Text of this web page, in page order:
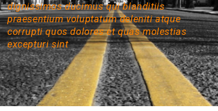
dignissimos ducimus qui blanditiis
praesentium voluptatum deleniti atque
corrupti quos dolores et quas molestias
excepturi sint